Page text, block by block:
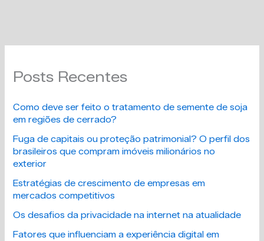
Posts Recentes
Como deve ser feito o tratamento de semente de soja
em regiões de cerrado?
Fuga de capitais ou proteção patrimonial? O perfil dos
brasileiros que compram imóveis milionários no
exterior
Estratégias de crescimento de empresas em
mercados competitivos
Os desafios da privacidade na internet na atualidade
Fatores que influenciam a experiência digital em